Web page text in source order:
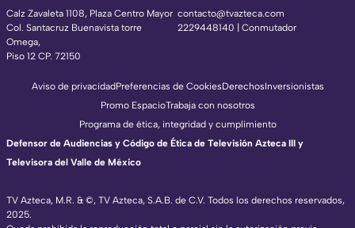
Calz Zavaleta 1108, Plaza Centro Mayor
Col. Santacruz Buenavista torre
Omega,
Piso 12 CP. 72150
contacto@tvazteca.com
2229448140 | Conmutador
TV Azteca, M.R. & ©, TV Azteca, S.A.B. de C.V. Todos los derechos reservados,
2025.
Aviso de privacidadPreferencias de CookiesDerechosInversionistas
Promo EspacioTrabaja con nosotros
Programa de ética, integridad y cumplimiento
Defensor de Audiencias y Código de Ética de Televisión Azteca III y
Televisora del Valle de México